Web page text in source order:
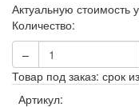
Актуальную стоимость
Количество:
–
Товар под заказ: срок
Артикул: